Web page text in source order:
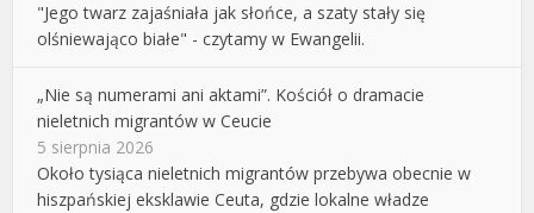
"Jego twarz zajaśniała jak słońce, a szaty stały się
olśniewająco białe" - czytamy w Ewangelii.
„Nie są numerami ani aktami”. Kościół o dramacie
nieletnich migrantów w Ceucie
5 sierpnia 2026
Około tysiąca nieletnich migrantów przebywa obecnie w
hiszpańskiej eksklawie Ceuta, gdzie lokalne władze